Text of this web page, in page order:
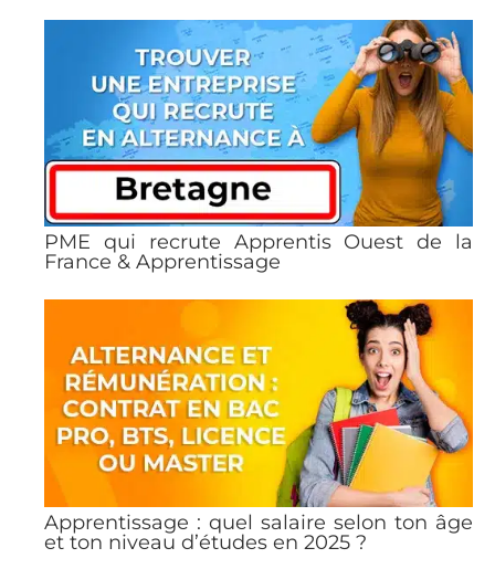
PME qui recrute Apprentis Ouest de la
France & Apprentissage
Apprentissage : quel salaire selon ton âge
et ton niveau d’études en 2025 ?